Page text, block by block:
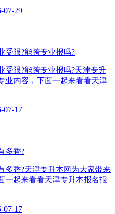
07-29
受限?能跨专业报吗?
受限?能跨专业报吗?天津专升
业内容，下面一起来看看天津
07-17
多香?
多香?天津专升本网为大家带来
一起来看看天津专升本报名报
07-17